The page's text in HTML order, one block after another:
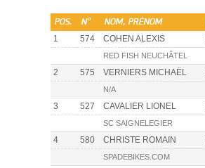
POS. N° NOM, PRÉNOM
1 574 COHEN ALEXIS
RED FISH NEUCHÂTEL
2 575 VERNIERS MICHAËL
N/A
3 527 CAVALIER LIONEL
SC SAIGNELEGIER
4 580 CHRISTE ROMAIN
SPADEBIKES.COM